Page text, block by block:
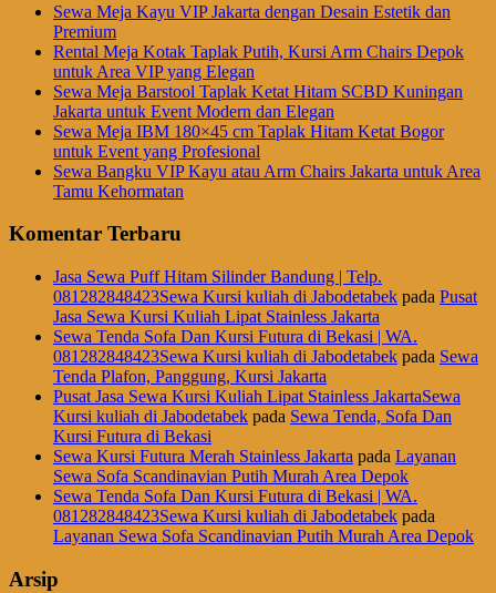
Sewa Meja Kayu VIP Jakarta dengan Desain Estetik dan
Premium
Rental Meja Kotak Taplak Putih, Kursi Arm Chairs Depok
untuk Area VIP yang Elegan
Sewa Meja Barstool Taplak Ketat Hitam SCBD Kuningan
Jakarta untuk Event Modern dan Elegan
Sewa Meja IBM 180×45 cm Taplak Hitam Ketat Bogor
untuk Event yang Profesional
Sewa Bangku VIP Kayu atau Arm Chairs Jakarta untuk Area
Tamu Kehormatan
Komentar Terbaru
Jasa Sewa Puff Hitam Silinder Bandung | Telp.
081282848423Sewa Kursi kuliah di Jabodetabek pada Pusat
Jasa Sewa Kursi Kuliah Lipat Stainless Jakarta
Sewa Tenda Sofa Dan Kursi Futura di Bekasi | WA.
081282848423Sewa Kursi kuliah di Jabodetabek pada Sewa
Tenda Plafon, Panggung, Kursi Jakarta
Pusat Jasa Sewa Kursi Kuliah Lipat Stainless JakartaSewa
Kursi kuliah di Jabodetabek pada Sewa Tenda, Sofa Dan
Kursi Futura di Bekasi
Sewa Kursi Futura Merah Stainless Jakarta pada Layanan
Sewa Sofa Scandinavian Putih Murah Area Depok
Sewa Tenda Sofa Dan Kursi Futura di Bekasi | WA.
081282848423Sewa Kursi kuliah di Jabodetabek pada
Layanan Sewa Sofa Scandinavian Putih Murah Area Depok
Arsip